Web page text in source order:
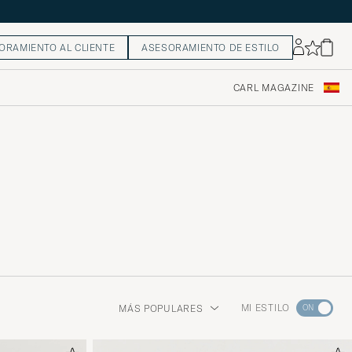
AL CLIENTE ASESORAMIENTO DE ESTILO
CARL MAGAZINE
MÁS POPULARES MI ESTILO Ve